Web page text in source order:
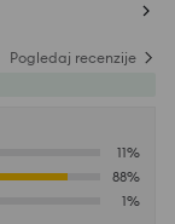
Pogledaj recenzije
11%
88%
1%